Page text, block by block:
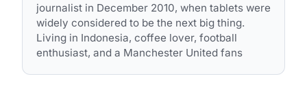
journalist in December 2010, when tablets were
widely considered to be the next big thing.
Living in Indonesia, coffee lover, football
enthusiast, and a Manchester United fans